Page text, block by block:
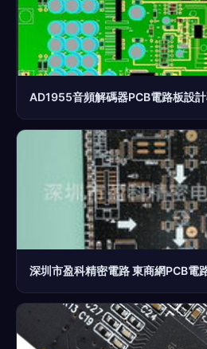
AD1955音頻解碼器PCB電路板設
深圳市盈科精密電路 東商網PCB電